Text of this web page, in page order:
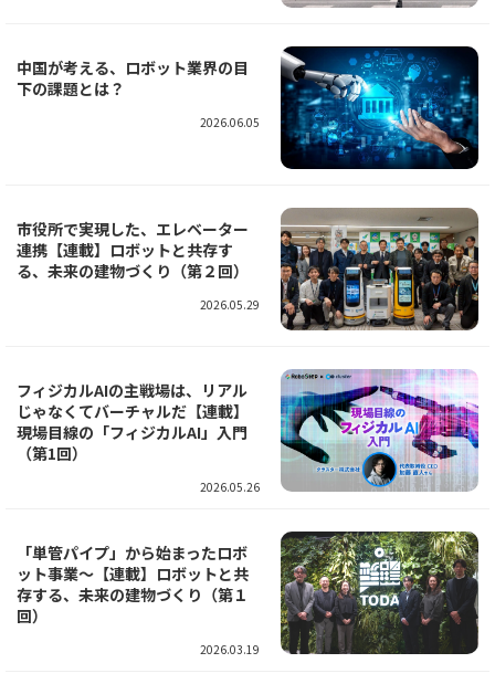
中国が考える、ロボット業界の目
下の課題とは？
2026.06.05
市役所で実現した、エレベーター
連携【連載】ロボットと共存す
る、未来の建物づくり（第２回）
2026.05.29
フィジカルAIの主戦場は、リアル
じゃなくてバーチャルだ【連載】
現場目線の「フィジカルAI」入門
（第1回）
2026.05.26
「単管パイプ」から始まったロボ
ット事業～【連載】ロボットと共
存する、未来の建物づくり（第１
回）
2026.03.19